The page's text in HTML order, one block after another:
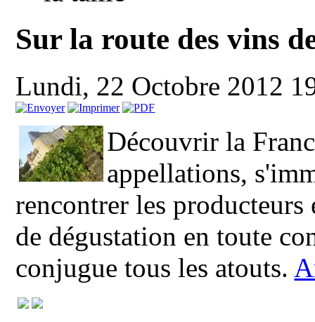
Sur la route des vins
Lundi, 22 Octobre 2012
Découvrir la
appellations,
rencontrer les producteurs
de dégustation en toute
conjugue tous les atouts.